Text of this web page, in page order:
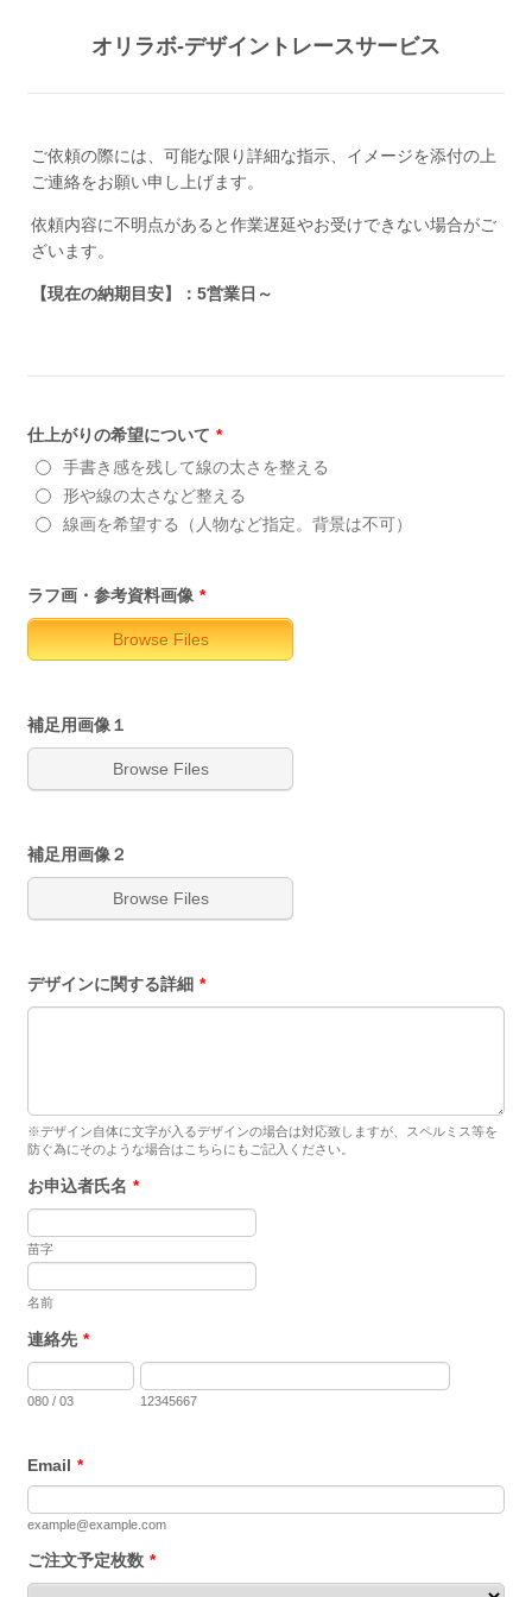
オリラボ-デザイントレースサービス
ご依頼の際には、可能な限り詳細な指示、イメージを添付の上
ご連絡をお願い申し上げます。
依頼内容に不明点があると作業遅延やお受けできない場合がご
ざいます。
【現在の納期目安】：5営業日～
仕上がりの希望について *
手書き感を残して線の太さを整える
形や線の太さなど整える
線画を希望する（人物など指定。背景は不可）
ラフ画・参考資料画像 *
Browse Files
補足用画像１
Browse Files
補足用画像２
Browse Files
デザインに関する詳細 *
※デザイン自体に文字が入るデザインの場合は対応致しますが、スペルミス等を
防ぐ為にそのような場合はこちらにもご記入ください。
お申込者氏名 *
苗字
名前
連絡先 *
080 / 03 12345667
Email *
example@example.com
ご注文予定枚数 *